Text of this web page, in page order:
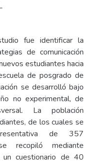
fue identificar la
de comunicación
estudiantes hacia
de posgrado de
se desarrolló bajo
no experimental, de
La población
de los cuales se
de 357
recopiló mediante
cuestionario de 40